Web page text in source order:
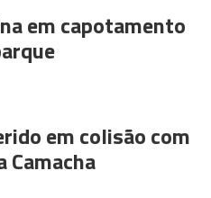
em capotamento
em colisão com
Camacha